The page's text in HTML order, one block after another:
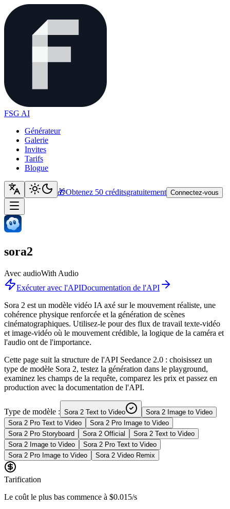
FSG AI
Générateur
Galerie
Invites
Tarifs
Blogue
🎁Obtenez 50 créditsgratuitement Connectez-vous
sora2
Avec audioWith Audio
Exécuter avec l'APIDocumentation de l'API
Sora 2 est un modèle vidéo IA axé sur le mouvement réaliste, une
cohérence physique renforcée et la génération de scènes
cinématographiques. Utilisez-le pour des flux de travail texte-vidéo
et image-vidéo où le mouvement crédible, la logique de la caméra et
l'audio ont de l'importance.
Cette page suit la structure de l'API Seedance 2.0 : choisissez un
type de modèle Sora 2, testez la génération dans le playground,
examinez les champs de la requête, comparez les prix et passez en
production avec la documentation de l'API.
Type de modèle : Sora 2 Text to Video
Sora 2 Image to Video
Sora 2 Pro Text to Video
Sora 2 Pro Image to Video
Sora 2 Pro Storyboard
Sora 2 Official
Sora 2 Text to Video
Sora 2 Image to Video
Sora 2 Pro Text to Video
Sora 2 Pro Image to Video
Sora 2 Video Remix
Tarification
Le coût le plus bas commence à $0.015/s